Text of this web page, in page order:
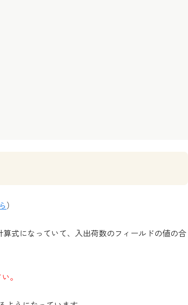
）
算式になっていて、入出荷数のフィールドの値の合
。